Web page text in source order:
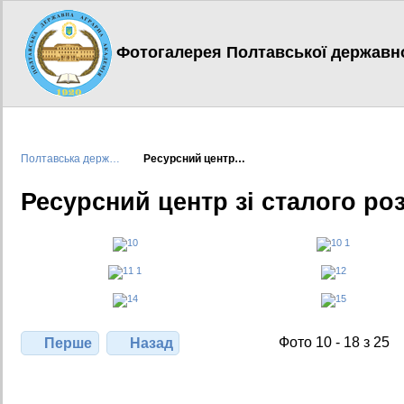
Фотогалерея Полтавської
Полтавська держ… Ресурсний центр…
Ресурсний центр зі сталого
Перше Назад Фото 10 - 18 з 25